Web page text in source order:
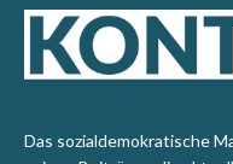
Das sozialdemokratische